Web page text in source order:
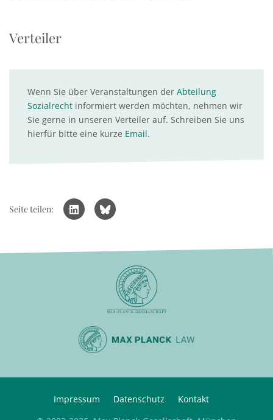
Verteiler
Wenn Sie über Veranstaltungen der Abteilung
Sozialrecht informiert werden möchten, nehmen wir
Sie gerne in unseren Verteiler auf. Schreiben Sie uns
hierfür bitte eine kurze Email.
Seite teilen:
Impressum Datenschutz
Kontakt